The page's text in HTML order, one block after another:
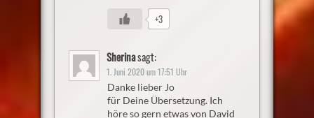
+3
Sherinasagt:
1. Juni 2020 um 17:51 Uhr
Danke lieber Jo
für Deine Übersetzung. Ich
höre so gern etwas von David